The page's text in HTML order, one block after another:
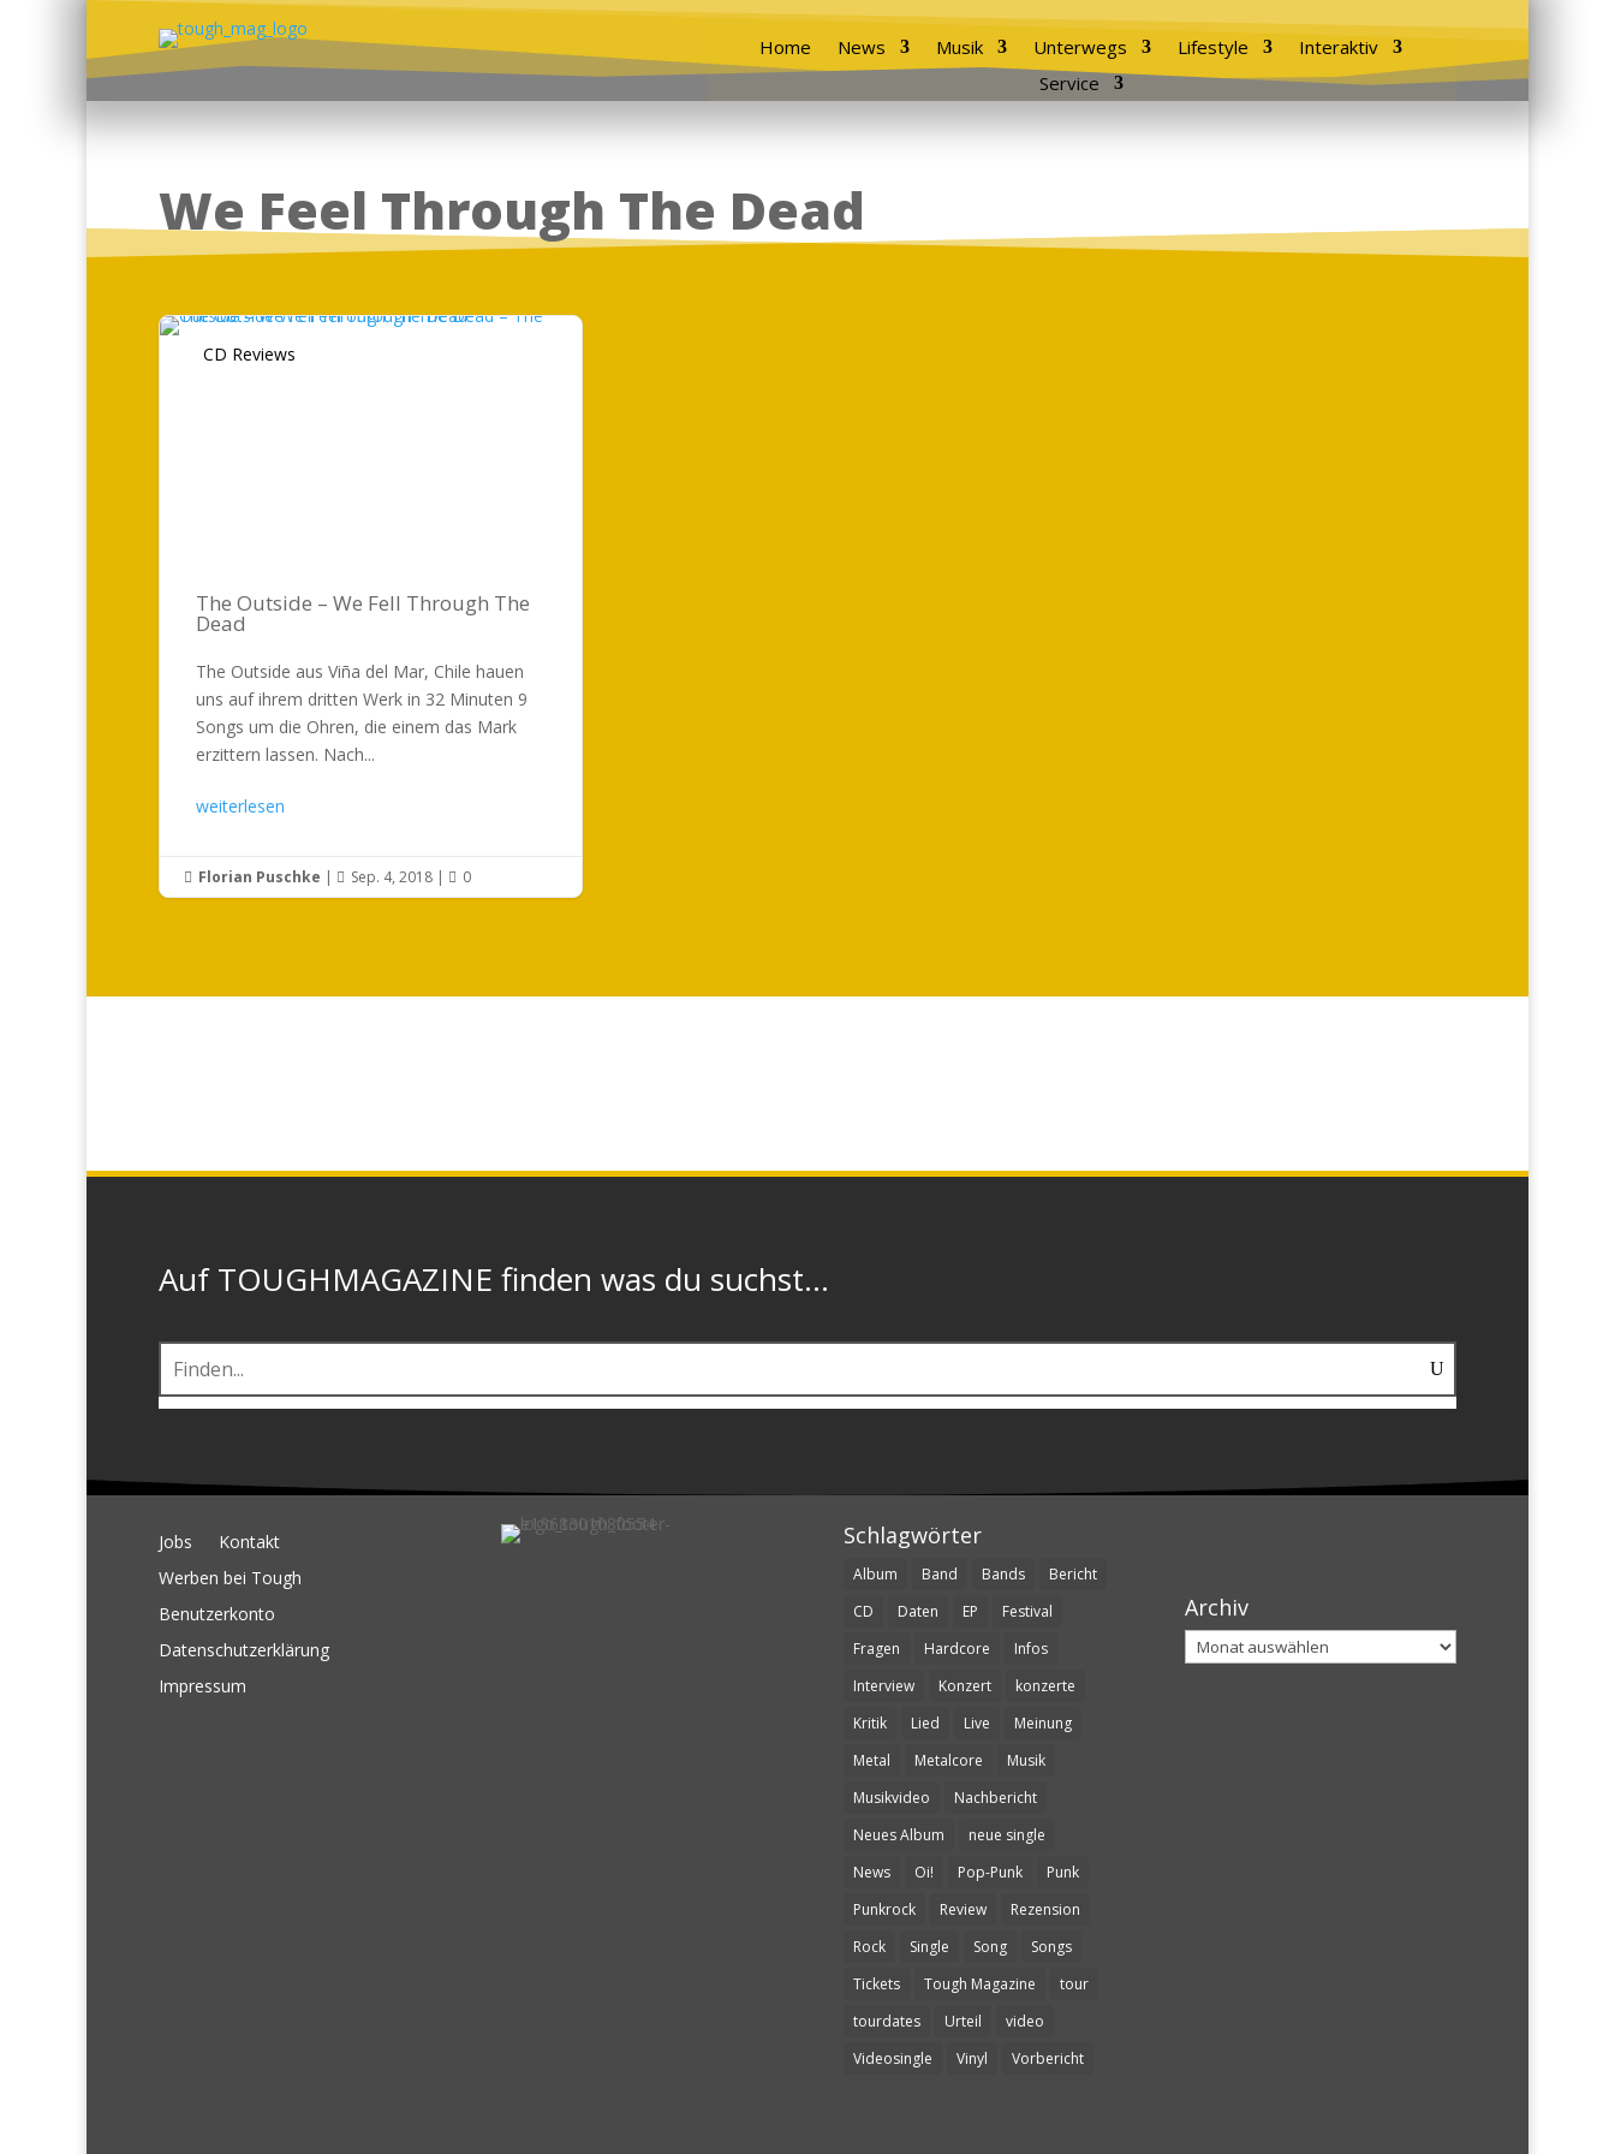
Home News Musik Unterwegs Lifestyle
Interaktiv
Service
We Feel Through The Dead
CD Reviews
The Outside – We Fell Through The
Dead
The Outside aus Viña del Mar, Chile hauen
uns auf ihrem dritten Werk in 32 Minuten 9
Songs um die Ohren, die einem das Mark
erzittern lassen. Nach...
weiterlesen
 Florian Puschke |  Sep. 4, 2018 |  0
Auf TOUGHMAGAZINE finden was du suchst...
Jobs
Kontakt
Werben bei Tough
Benutzerkonto
Datenschutzerklärung
Impressum
Schlagwörter
Album Band Bands
Bericht
CD
Daten EP
Festival
Fragen
Hardcore
Infos
Interview
Konzert
konzerte
Kritik
Lied Live
Meinung
Metal
Metalcore
Musik
Musikvideo
Nachbericht
Neues Album
neue single
News
Oi! Pop-Punk
Punk
Punkrock
Review
Rezension
Rock
Single Song
Songs
Tickets
Tough Magazine
tour
tourdates
Urteil
video
Videosingle
Vinyl Vorbericht
Archiv
Archiv